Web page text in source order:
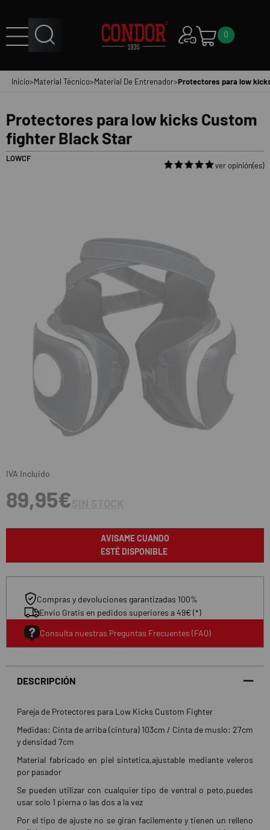
0
Inicio>Material Técnico>Material De Entrenador>Protectores para low
Protectores para low kicks Custom
fighter Black Star
LOWCF
ver opinión(es)
89,95€
IVA Incluido
AVISAME CUANDO
ESTÉ DISPONIBLE
Compras y devoluciones garantizadas 100%
Envio Gratis en pedidos superiores a 49€ (*)
Consulta nuestras Preguntas Frecuentes (FAQ)
DESCRIPCIÓN
Pareja de Protectores para Low Kicks Custom Fighter
Medidas: Cinta de arriba (cintura) 103cm / Cinta de muslo: 27cm
y densidad 7cm
Material fabricado en piel sintetica,ajustable mediante veleros
por pasador
Se pueden utilizar con cualquier tipo de ventral o peto,puedes
usar solo 1 pierna o las dos a la vez
Por el tipo de ajuste no se giran facilemente y tienen un relleno